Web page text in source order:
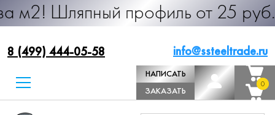
профиль от 25 руб. за м.п.
8 (499) 444-05-58 info@ssteeltrade.ru
НАПИСАТЬ
ДИРЕКТОРУ
ЗАКАЗАТЬ
ЗВОНОК
0
0